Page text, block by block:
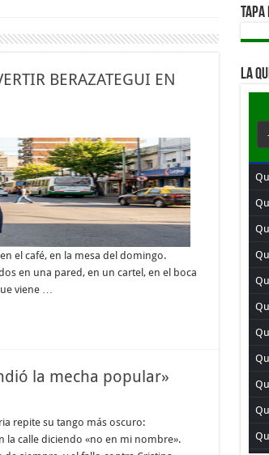
BERAZATEGUI EN
el café, en la mesa del domingo.
en una pared, en un cartel, en el boca
viene …
la mecha popular»
repite su tango más oscuro:
la calle diciendo «no en mi nombre».
LA